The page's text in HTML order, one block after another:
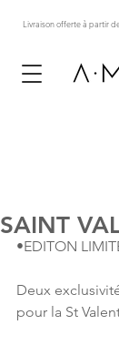
Livraison offerte à partir
SAINT
•EDITON
Deux
pour la St